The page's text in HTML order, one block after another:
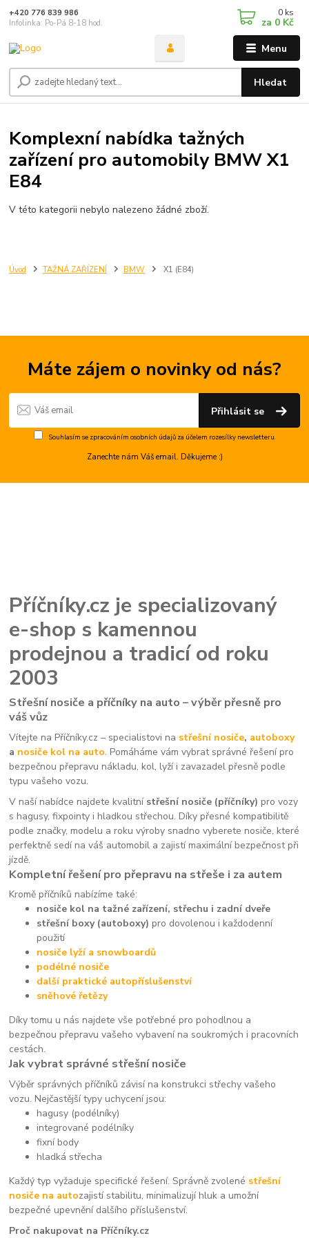
Menu
Hledat
+420 776 839 986
Infolinka: Po-Pá 8-18 hod.
0 ks
za 0 Kč
Úvod TAŽNÁ ZAŘÍZENÍ BMW X1 (E84)
Komplexní nabídka tažných
zařízení pro automobily BMW X1
E84
V této kategorii nebylo nalezeno žádné zboží.
Máte zájem o novinky od nás?
Přihlásit se
Souhlasím se zpracováním osobních údajůza účelem rozesílky newsletteru.
Zanechte nám Váš email. Děkujeme :)
Příčníky.cz je specializovaný
e-shop s kamennou
prodejnou a tradicí od roku
2003
Střešní nosiče a příčníky na auto – výběr přesně pro
váš vůz
Vítejte na Příčníky.cz – specialistovi na střešní nosiče, autoboxy
a nosiče kol na auto. Pomáháme vám vybrat správné řešení pro
bezpečnou přepravu nákladu, kol, lyží i zavazadel přesně podle
typu vašeho vozu.
V naší nabídce najdete kvalitní střešní nosiče (příčníky) pro vozy
s hagusy, fixpointy i hladkou střechou. Díky přesné kompatibilitě
podle značky, modelu a roku výroby snadno vyberete nosiče, které
perfektně sedí na váš automobil a zajistí maximální bezpečnost při
jízdě.
Kompletní řešení pro přepravu na střeše i za autem
Kromě příčníků nabízíme také:
nosiče kol na tažné zařízení, střechu i zadní dveře
střešní boxy (autoboxy) pro dovolenou i každodenní
použití
nosiče lyží a snowboardů
podélné nosiče
další praktické autopříslušenství
sněhové řetězy
Díky tomu u nás najdete vše potřebné pro pohodlnou a
bezpečnou přepravu vašeho vybavení na soukromých i pracovních
cestách.
Jak vybrat správné střešní nosiče
Výběr správných příčníků závisí na konstrukci střechy vašeho
vozu. Nejčastější typy uchycení jsou:
hagusy (podélníky)
integrované podélníky
fixní body
hladká střecha
Každý typ vyžaduje specifické řešení. Správně zvolené střešní
nosiče na autozajistí stabilitu, minimalizují hluk a umožní
bezpečné upevnění dalšího příslušenství.
Proč nakupovat na Příčníky.cz